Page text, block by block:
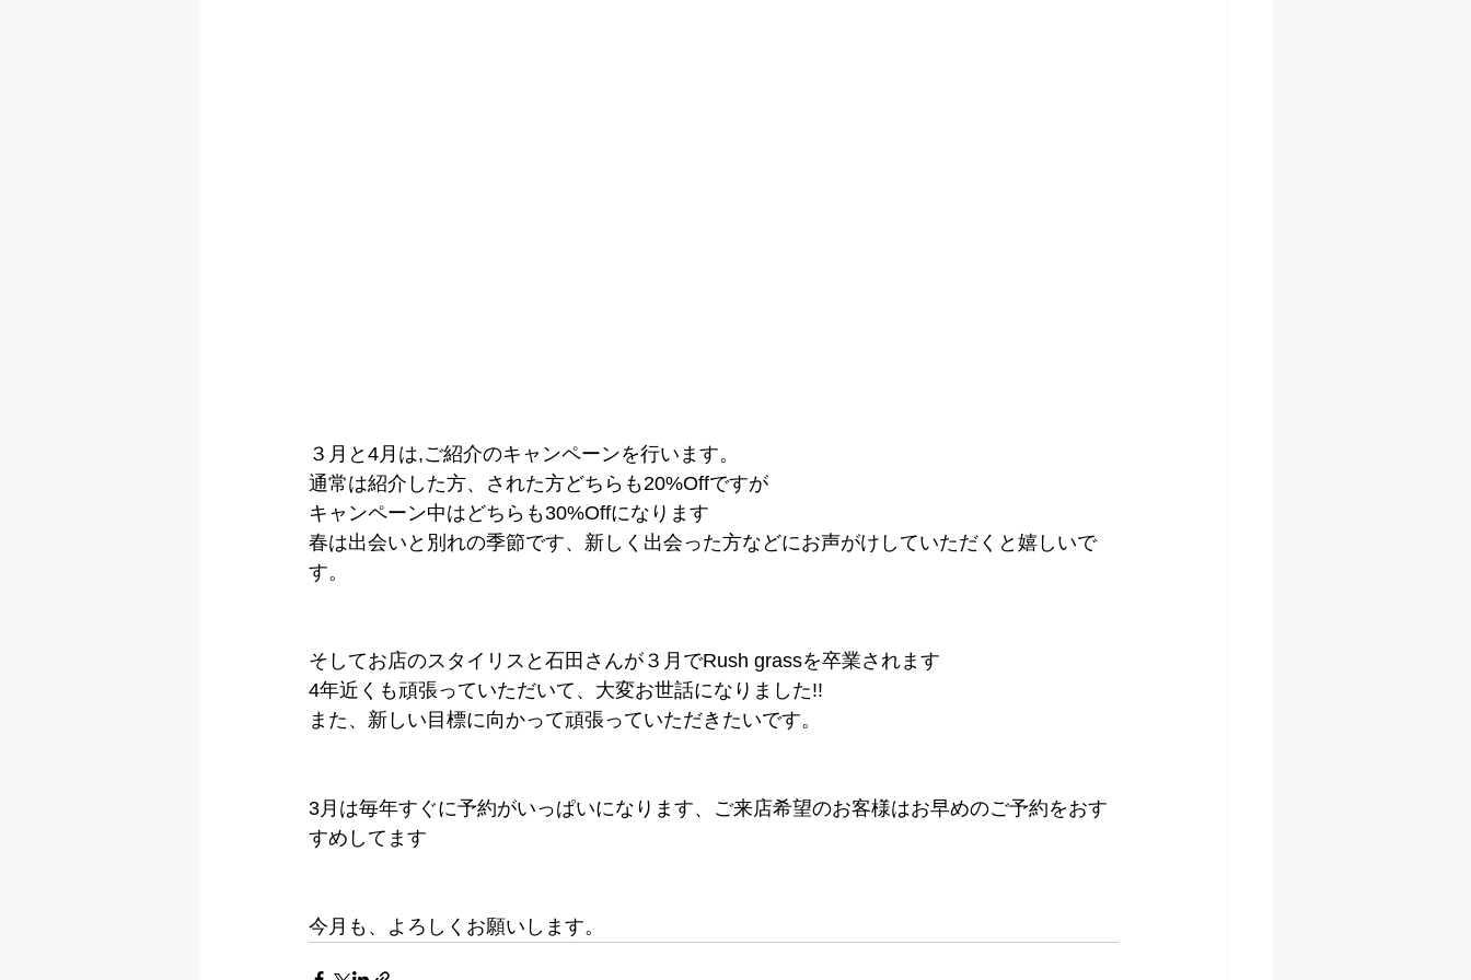
３月と4月は,ご紹介のキャンペーンを行います。
通常は紹介した方、された方どちらも20%Offですが
キャンペーン中はどちらも30%Offになります
春は出会いと別れの季節です、新しく出会った方などにお声がけしていただくと嬉しいで
す。
そしてお店のスタイリスと石田さんが３月でRush grassを卒業されます
4年近くも頑張っていただいて、大変お世話になりました!!
また、新しい目標に向かって頑張っていただきたいです。
3月は毎年すぐに予約がいっぱいになります、ご来店希望のお客様はお早めのご予約をおす
すめしてます
今月も、よろしくお願いします。